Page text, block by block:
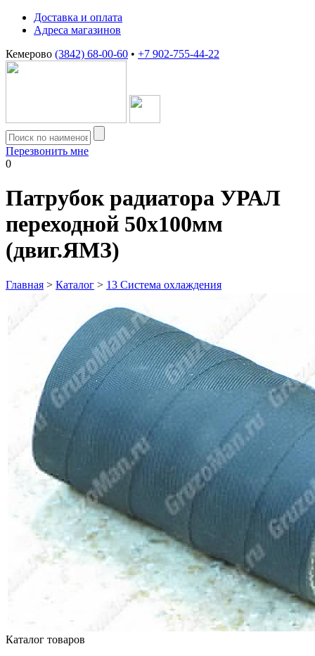
Доставка и оплата
Адреса магазинов
Кемерово (3842) 68-00-60 • +7 902-755-44-22
Перезвонить мне
0
Патрубок радиатора УРАЛ
переходной 50х100мм
(двиг.ЯМЗ)
Главная > Каталог > 13 Система охлаждения
Каталог товаров